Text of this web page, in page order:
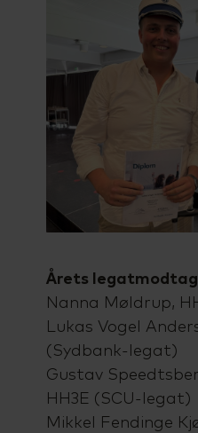
Årets
Nanna Møldrup,
Lukas Vogel
(Sydbank-legat)
Gustav
HH3E (SCU-legat)
Mikkel Fendinge
Almen
Ordblindeundervisning